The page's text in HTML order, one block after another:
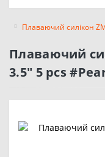
Плаваючий силікон
Плаваючий
3.5" 5 pcs